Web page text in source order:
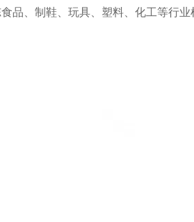
品、制鞋、玩具、塑料、化工等行